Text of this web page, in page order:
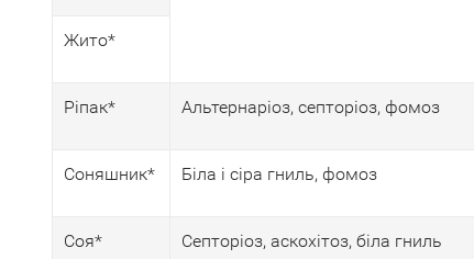
Жито*
Ріпак* Альтернаріоз, септоріоз, фомоз
Соняшник* Біла і сіра гниль, фомоз
Соя* Септоріоз, аскохітоз, біла гниль